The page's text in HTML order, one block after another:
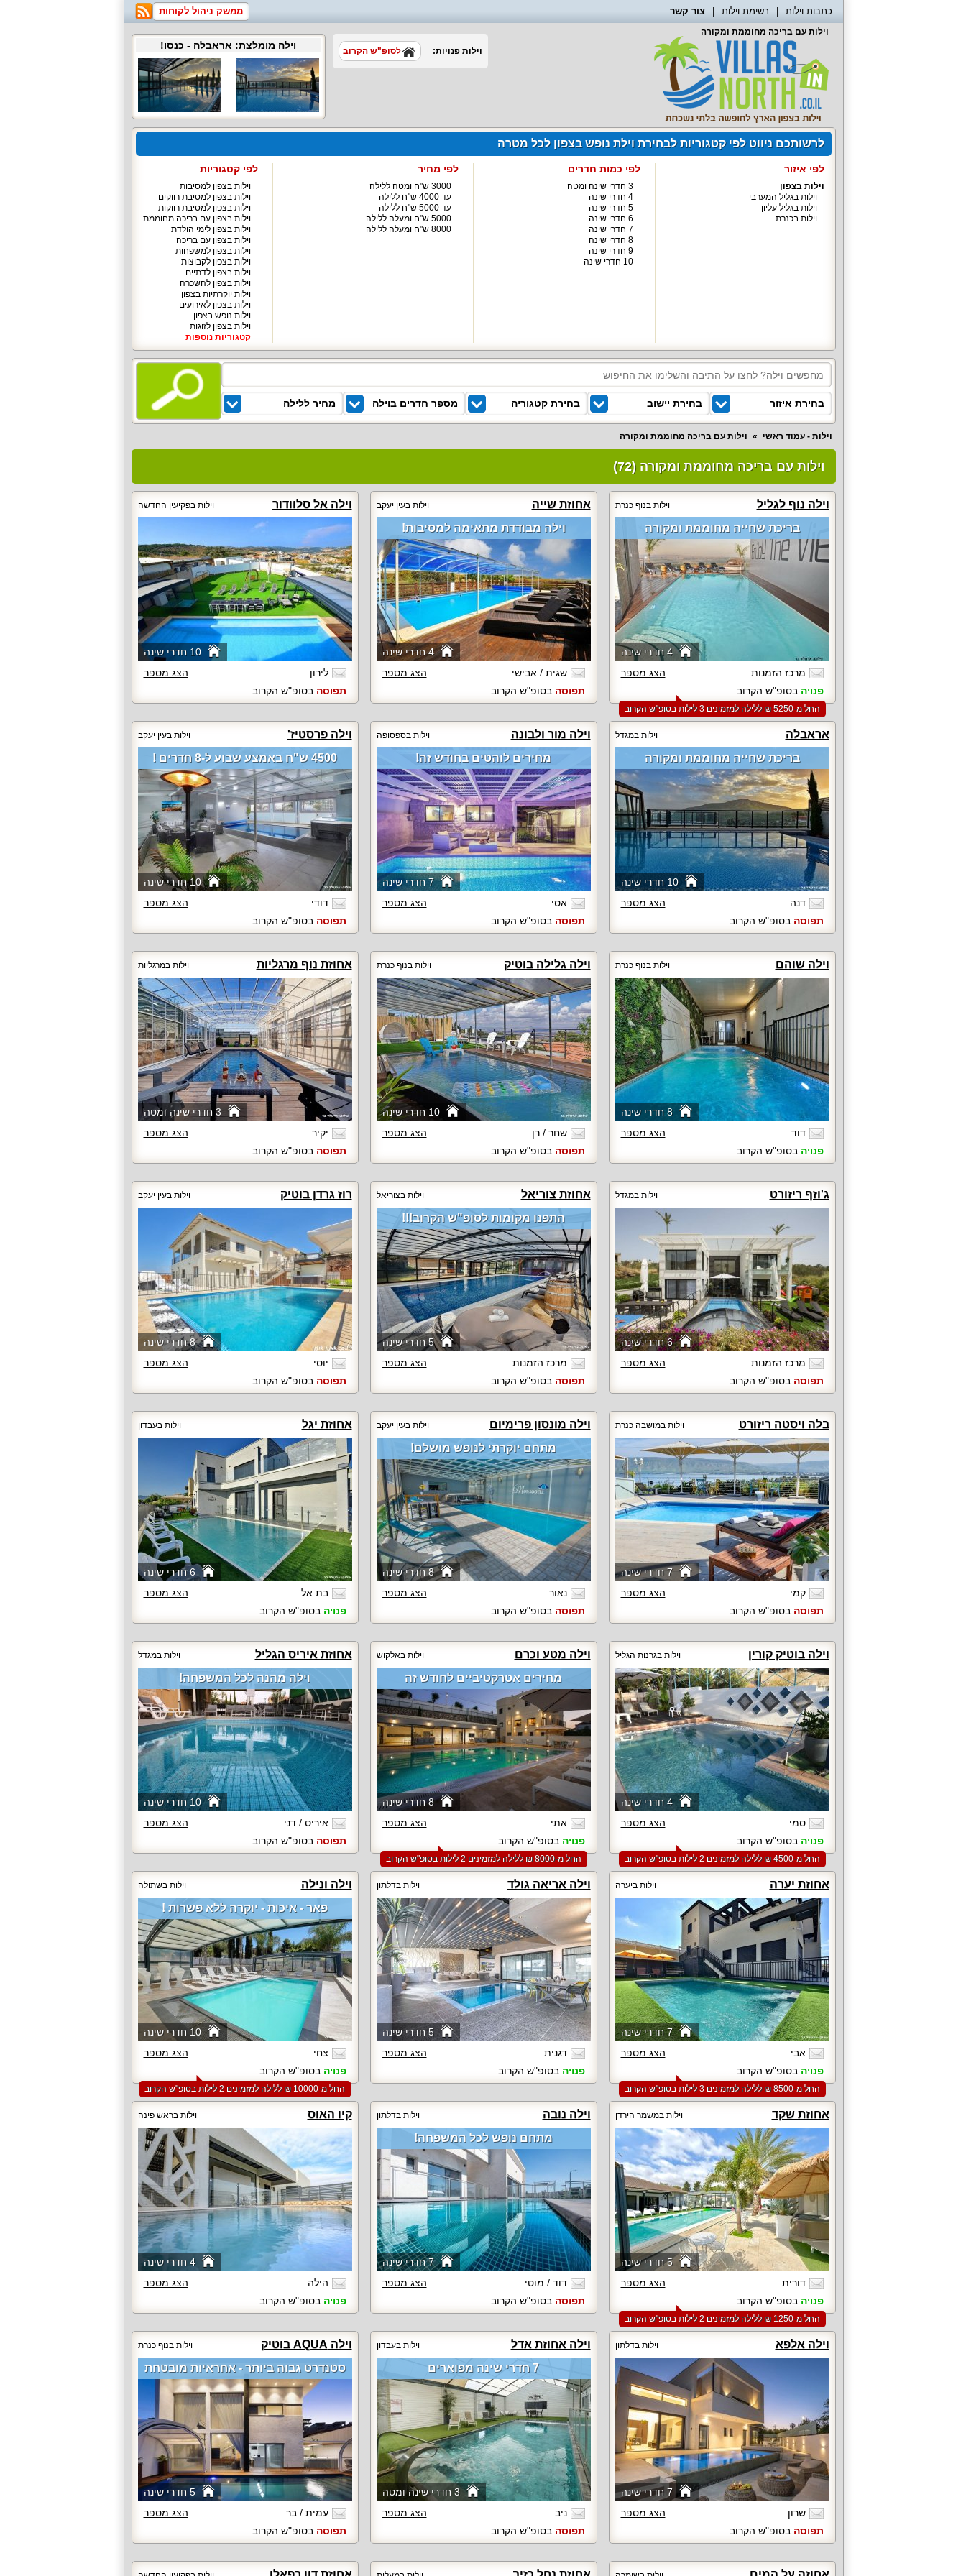
כתבות וילות רשימת וילות צור קשר ממשק ניהול לקוחות
וילות עם בריכה מחוממת ומקורה
וילה מומלצת: אראבלה - כנסו! וילות פנויות: לסופ"ש הקרוב
לרשותכם ניווט לפי קטגוריות לבחירת וילת נופש בצפון לכל מטרה
לפי איזור
וילות בצפון
וילות בגליל המערבי
וילות בגליל עליון
וילות בכנרת
לפי כמות חדרים
3 חדרי שינה ומטה
4 חדרי שינה
5 חדרי שינה
6 חדרי שינה
7 חדרי שינה
8 חדרי שינה
9 חדרי שינה
10 חדרי שינה
לפי מחיר
3000 ש"ח ומטה ללילה
עד 4000 ש"ח ללילה
עד 5000 ש"ח ללילה
5000 ש"ח ומעלה ללילה
8000 ש"ח ומעלה ללילה
לפי קטגוריות
וילות בצפון למסיבות
וילות בצפון למסיבת רווקים
וילות בצפון למסיבת רווקות
וילות בצפון עם בריכה מחוממת
וילות בצפון לימי הולדת
וילות בצפון עם בריכה
וילות בצפון למשפחות
וילות בצפון לקבוצות
וילות בצפון לדתיים
וילות בצפון להשכרה
וילות יוקרתיות בצפון
וילות בצפון לאירועים
וילות נופש בצפון
וילות בצפון לזוגות
קטגוריות נוספות
בחירת איזור בחירת יישוב בחירת קטגוריה מספר חדרים בוילה מחיר ללילה
וילות - עמוד ראשי וילות עם בריכה מחוממת ומקורה
וילות עם בריכה מחוממת ומקורה (72)
וילה נוף לגליל וילות בנוף כנרת
4 חדרי שינה
בריכת שחייה מחוממת ומקורה
מרכז הזמנות
הצג מספר
פנויה בסופ"ש הקרוב
החל מ-‏5250 ₪ ללילה למזמינים 3 לילות בסופ"ש הקרוב
אחוזת שייה וילות בעין יעקב
4 חדרי שינה
וילה מבודדת מתאימה למסיבות!
שגית / אבישי
הצג מספר
תפוסה בסופ"ש הקרוב
וילה אל סלוודור וילות בפקיעין החדשה
10 חדרי שינה
לירון
הצג מספר
תפוסה בסופ"ש הקרוב
אראבלה וילות במגדל
10 חדרי שינה
בריכת שחייה מחוממת ומקורה
דנה
הצג מספר
תפוסה בסופ"ש הקרוב
וילה מור ולבונה וילות בספסופה
7 חדרי שינה
מחירים לוהטים בחודש זה!
אסי
הצג מספר
תפוסה בסופ"ש הקרוב
וילה פרסטיז' וילות בעין יעקב
10 חדרי שינה
4500 ש"ח באמצע שבוע ל-8 חדרים !
דודי
הצג מספר
תפוסה בסופ"ש הקרוב
וילה שוהם וילות בנוף כנרת
8 חדרי שינה
דוד
הצג מספר
פנויה בסופ"ש הקרוב
וילה גלילה בוטיק וילות בנוף כנרת
10 חדרי שינה
שחר / רן
הצג מספר
תפוסה בסופ"ש הקרוב
אחוזת נוף מרגליות וילות במרגליות
3 חדרי שינה ומטה
יקיר
הצג מספר
תפוסה בסופ"ש הקרוב
ג'וזף ריזורט וילות במגדל
6 חדרי שינה
מרכז הזמנות
הצג מספר
תפוסה בסופ"ש הקרוב
אחוזת צוריאל וילות בצוריאל
5 חדרי שינה
התפנו מקומות לסופ"ש הקרוב!!!
מרכז הזמנות
הצג מספר
תפוסה בסופ"ש הקרוב
רוז גרדן בוטיק וילות בעין יעקב
8 חדרי שינה
יוסי
הצג מספר
תפוסה בסופ"ש הקרוב
בלה ויסטה ריזורט וילות במושבה כנרת
7 חדרי שינה
קמי
הצג מספר
תפוסה בסופ"ש הקרוב
וילה מונסון פרימיום וילות בעין יעקב
8 חדרי שינה
מתחם יוקרתי לנופש מושלם!
נאור
הצג מספר
תפוסה בסופ"ש הקרוב
אחוזת יגל וילות בעבדון
6 חדרי שינה
בת אל
הצג מספר
פנויה בסופ"ש הקרוב
וילה בוטיק קורין וילות בגרנות הגליל
4 חדרי שינה
סמי
הצג מספר
פנויה בסופ"ש הקרוב
החל מ-‏4500 ₪ ללילה למזמינים 2 לילות בסופ"ש הקרוב
וילה מטע וכרם וילות באלקוש
8 חדרי שינה
מחירים אטרקטיביים לחודש זה
אתי
הצג מספר
פנויה בסופ"ש הקרוב
החל מ-‏8000 ₪ ללילה למזמינים 2 לילות בסופ"ש הקרוב
אחוזת איריס הגליל וילות במגדל
10 חדרי שינה
וילה מהנה לכל המשפחה!
איריס / דני
הצג מספר
תפוסה בסופ"ש הקרוב
אחוזת יערה וילות ביערה
7 חדרי שינה
אבי
הצג מספר
פנויה בסופ"ש הקרוב
החל מ-‏8500 ₪ ללילה למזמינים 3 לילות בסופ"ש הקרוב
וילה אריאה גולד וילות בדלתון
5 חדרי שינה
דגנית
הצג מספר
פנויה בסופ"ש הקרוב
וילה ונילה וילות בשתולה
10 חדרי שינה
פאר - איכות - יוקרה ללא פשרות !
צחי
הצג מספר
פנויה בסופ"ש הקרוב
החל מ-‏10000 ₪ ללילה למזמינים 2 לילות בסופ"ש הקרוב
אחוזת שקד וילות במשמר הירדן
5 חדרי שינה
דורית
הצג מספר
פנויה בסופ"ש הקרוב
החל מ-‏1250 ₪ ללילה למזמינים 2 לילות בסופ"ש הקרוב
וילה נובה וילות בדלתון
7 חדרי שינה
מתחם נופש לכל המשפחה!
דוד / מוטי
הצג מספר
תפוסה בסופ"ש הקרוב
קיו האוס וילות בראש פינה
4 חדרי שינה
הילה
הצג מספר
פנויה בסופ"ש הקרוב
וילה אלפא וילות בדלתון
7 חדרי שינה
שרון
הצג מספר
תפוסה בסופ"ש הקרוב
וילה אחוזת אדל וילות בעבדון
3 חדרי שינה ומטה
7 חדרי שינה מפוארים
ניב
הצג מספר
תפוסה בסופ"ש הקרוב
וילה AQUA בוטיק וילות בנוף כנרת
5 חדרי שינה
סטנדרט גבוה ביותר - אחראיות מובטחת
עמית / בר
הצג מספר
תפוסה בסופ"ש הקרוב